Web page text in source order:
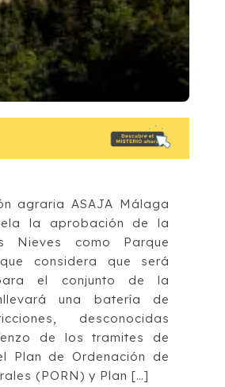
agraria ASAJA Málaga
la aprobación de la
Nieves como Parque
considera que será
el conjunto de la
una batería de
desconocidas
de los tramites de
Plan de Ordenación de
(PORN) y Plan […]